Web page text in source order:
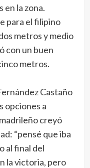
en la zona.
para el filipino
metros y medio
con un buen
metros.
Castaño
opciones a
creyó
“pensé que iba
al final del
la victoria, pero